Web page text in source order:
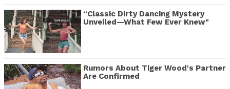
“Classic Dirty Dancing Mystery
Unveiled—What Few Ever Knew"
Rumors About Tiger Wood's Partner
Are Confirmed